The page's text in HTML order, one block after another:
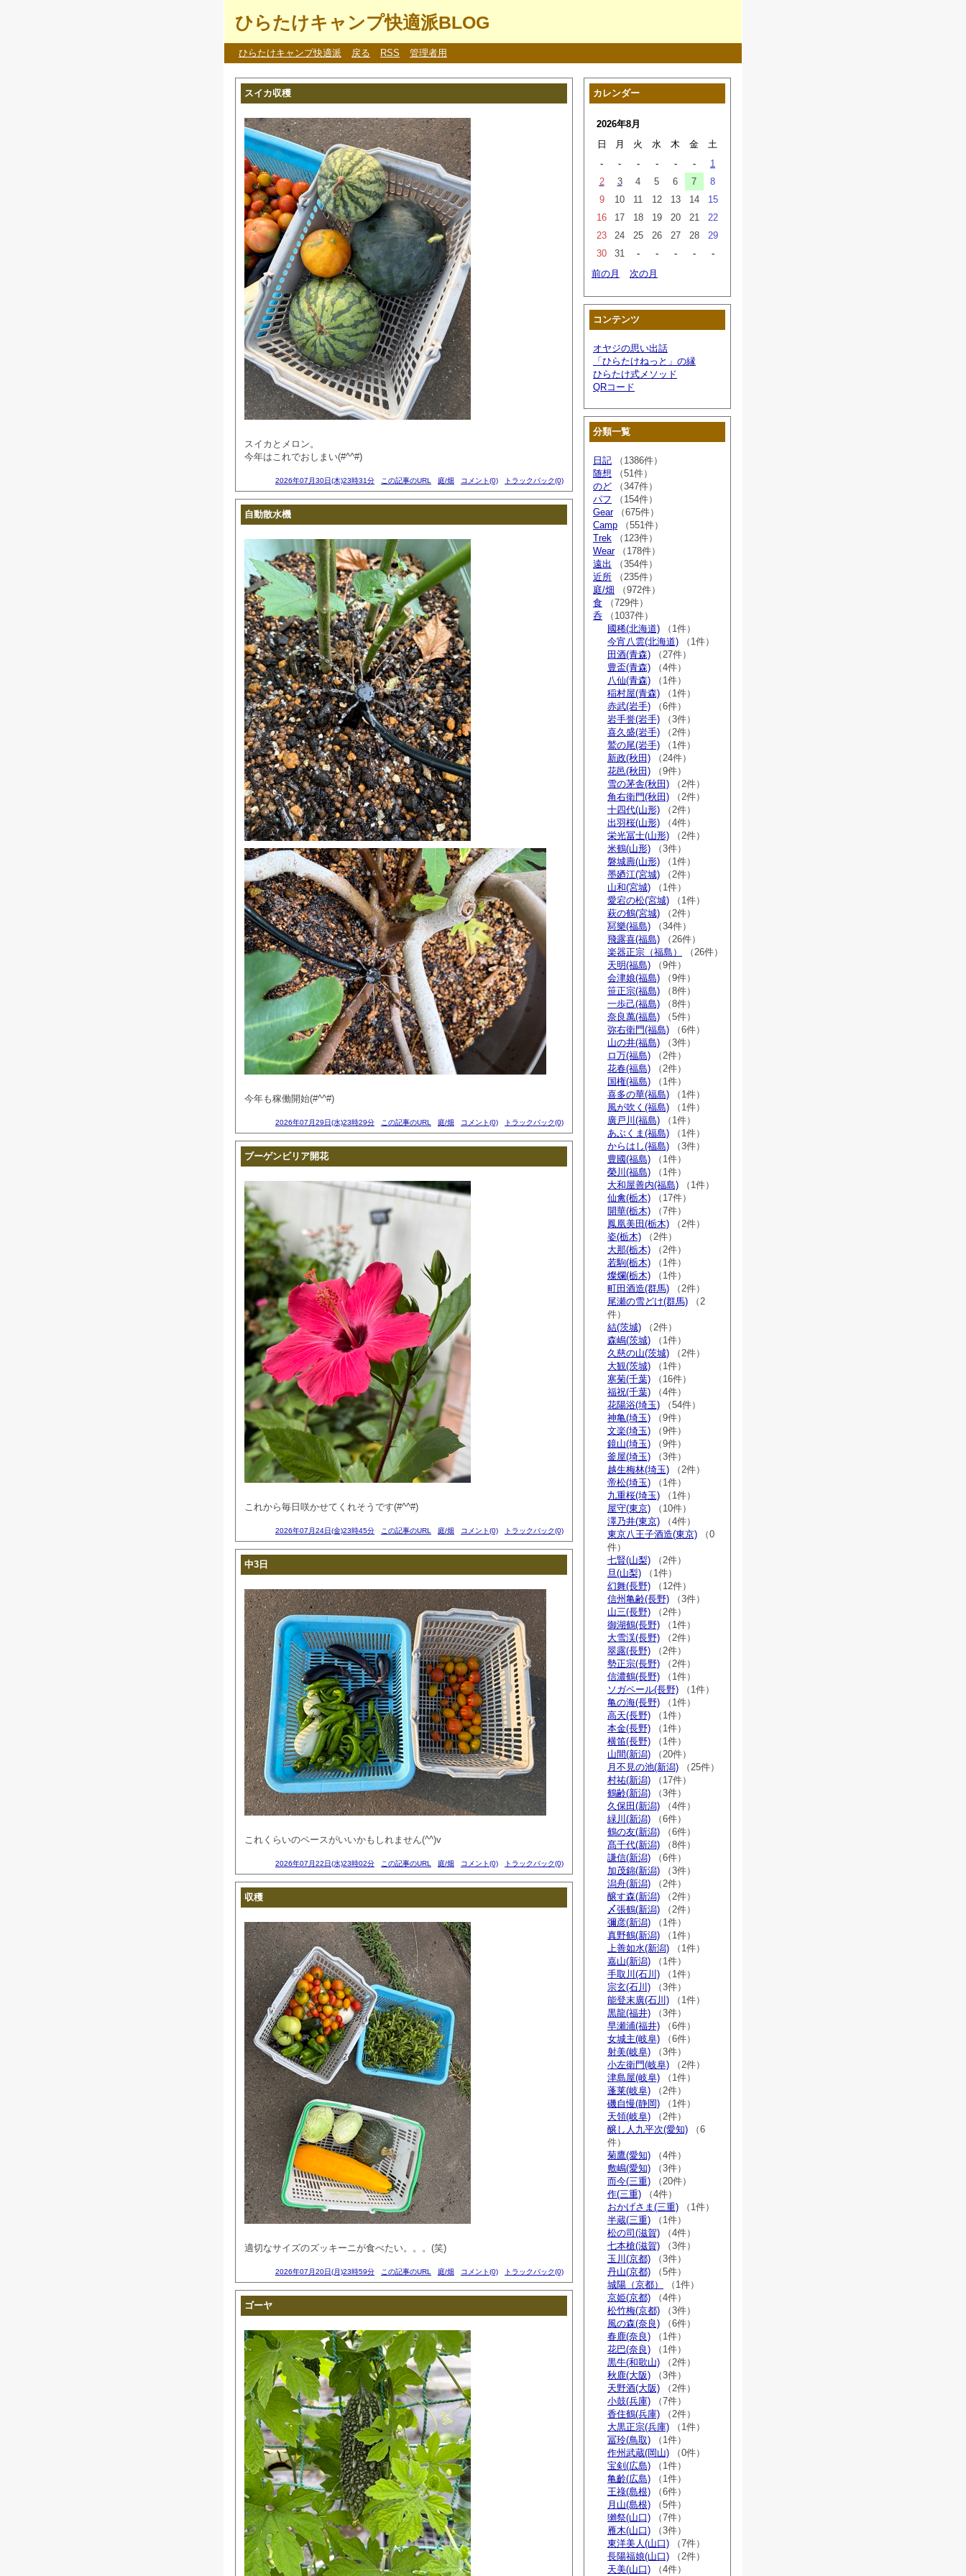
ひらたけキャンプ快適派BLOG
ひらたけキャンプ快適派 戻る RSS 管理者用
スイカ収穫
スイカとメロン。
今年はこれでおしまい(#^^#)
2026年07月30日(木)23時31分 この記事のURL 庭/畑 コメント(0) トラックバック(0)
自動散水機
今年も稼働開始(#^^#)
2026年07月29日(水)23時29分 この記事のURL 庭/畑 コメント(0) トラックバック(0)
ブーゲンビリア開花
これから毎日咲かせてくれそうです(#^^#)
2026年07月24日(金)23時45分 この記事のURL 庭/畑 コメント(0) トラックバック(0)
中3日
これくらいのペースがいいかもしれません(^^)v
2026年07月22日(水)23時02分 この記事のURL 庭/畑 コメント(0) トラックバック(0)
収穫
適切なサイズのズッキーニが食べたい。。。(笑)
2026年07月20日(月)23時59分 この記事のURL 庭/畑 コメント(0) トラックバック(0)
ゴーヤ
カレンダー
2026年8月
日
月 火 水 木 金
土
-
- - - - -
1
2
3 4 5 6 7
8
9
10 11 12 13 14
15
16
17 18 19 20 21
22
23
24 25 26 27 28
29
30
31 - - - -
-
前の月
次の月
コンテンツ
オヤジの思い出話
「ひらたけねっと」の縁
ひらたけ式メソッド
QRコード
分類一覧
日記 （1386件）
随想 （51件）
のど （347件）
パフ （154件）
Gear（675件）
Camp （551件）
Trek （123件）
Wear（178件）
遠出
（354件）
近所 （235件）
庭/畑 （972件）
食 （729件）
呑 （1037件）
國稀(北海道) （1件）
今宵八雲(北海道) （1件）
田酒(青森) （27件）
豊盃(青森) （4件）
八仙(青森) （1件）
稲村屋(青森) （1件）
赤武(岩手) （6件）
岩手誉(岩手) （3件）
喜久盛(岩手) （2件）
鷲の尾(岩手) （1件）
新政(秋田) （24件）
花邑(秋田) （9件）
雪の茅舎(秋田) （2件）
角右衛門(秋田) （2件）
十四代(山形) （2件）
出羽桜(山形) （4件）
栄光冨士(山形) （2件）
米鶴(山形) （3件）
磐城壽(山形) （1件）
墨廼江(宮城) （2件）
山和(宮城) （1件）
愛宕の松(宮城) （1件）
萩の鶴(宮城) （2件）
冩樂(福島) （34件）
飛露喜(福島) （26件）
楽器正宗（福島）
（26件）
天明(福島) （9件）
会津娘(福島) （9件）
笹正宗(福島) （8件）
一歩己(福島) （8件）
奈良萬(福島) （5件）
弥右衛門(福島) （6件）
山の井(福島) （3件）
ロ万(福島) （2件）
花春(福島) （2件）
国権(福島) （1件）
喜多の華(福島) （1件）
風が吹く(福島) （1件）
廣戸川(福島) （1件）
あぶくま(福島) （1件）
からはし(福島) （3件）
豊國(福島) （1件）
榮川(福島) （1件）
大和屋善内(福島) （1件）
仙禽(栃木) （17件）
開華(栃木) （7件）
鳳凰美田(栃木) （2件）
姿(栃木) （2件）
大那(栃木) （2件）
若駒(栃木) （1件）
燦爛(栃木) （1件）
町田酒造(群馬) （2件）
尾瀬の雪どけ(群馬) （2
件）
結(茨城) （2件）
森嶋(茨城) （1件）
久慈の山(茨城) （2件）
大観(茨城) （1件）
寒菊(千葉) （16件）
福祝(千葉) （4件）
花陽浴(埼玉) （54件）
神亀(埼玉) （9件）
文楽(埼玉) （9件）
鏡山(埼玉) （9件）
釜屋(埼玉) （3件）
越生梅林(埼玉) （2件）
帝松(埼玉) （1件）
九重桜(埼玉) （1件）
屋守(東京) （10件）
澤乃井(東京) （4件）
東京八王子酒造(東京) （0
件）
七賢(山梨) （2件）
旦(山梨) （1件）
幻舞(長野) （12件）
信州亀齢(長野) （3件）
山三(長野) （2件）
御湖鶴(長野) （1件）
大雪渓(長野) （2件）
翠露(長野) （2件）
勢正宗(長野) （2件）
信濃鶴(長野) （1件）
ソガペール(長野) （1件）
亀の海(長野) （1件）
高天(長野) （1件）
本金(長野) （1件）
横笛(長野) （1件）
山間(新潟) （20件）
月不見の池(新潟) （25件）
村祐(新潟) （17件）
鶴齢(新潟) （3件）
久保田(新潟) （4件）
緑川(新潟) （6件）
鶴の友(新潟) （6件）
髙千代(新潟) （8件）
謙信(新潟) （6件）
加茂錦(新潟) （3件）
潟舟(新潟) （2件）
醸す森(新潟) （2件）
〆張鶴(新潟) （2件）
彌彦(新潟) （1件）
真野鶴(新潟) （1件）
上善如水(新潟) （1件）
嘉山(新潟) （1件）
手取川(石川) （1件）
宗玄(石川) （3件）
能登末廣(石川) （1件）
黒龍(福井) （3件）
早瀬浦(福井) （6件）
女城主(岐阜) （6件）
射美(岐阜) （3件）
小左衛門(岐阜) （2件）
津島屋(岐阜) （1件）
蓬莱(岐阜) （2件）
磯自慢(静岡) （1件）
天領(岐阜) （2件）
醸し人九平次(愛知) （6
件）
菊鷹(愛知) （4件）
敷嶋(愛知) （3件）
而今(三重) （20件）
作(三重) （4件）
おかげさま(三重) （1件）
半蔵(三重) （1件）
松の司(滋賀) （4件）
七本槍(滋賀) （3件）
玉川(京都) （3件）
丹山(京都) （5件）
城陽（京都）
（1件）
京姫(京都) （4件）
松竹梅(京都) （3件）
風の森(奈良) （6件）
春鹿(奈良) （1件）
花巴(奈良) （1件）
黒牛(和歌山) （2件）
秋鹿(大阪) （3件）
天野酒(大阪) （2件）
小鼓(兵庫) （7件）
香住鶴(兵庫) （2件）
大黒正宗(兵庫) （1件）
冨玲(鳥取) （1件）
作州武蔵(岡山) （0件）
宝剣(広島) （1件）
亀齡(広島) （1件）
王祿(島根) （6件）
月山(島根) （5件）
獺祭(山口) （7件）
雁木(山口) （3件）
東洋美人(山口) （7件）
長陽福娘(山口) （2件）
天美(山口) （4件）